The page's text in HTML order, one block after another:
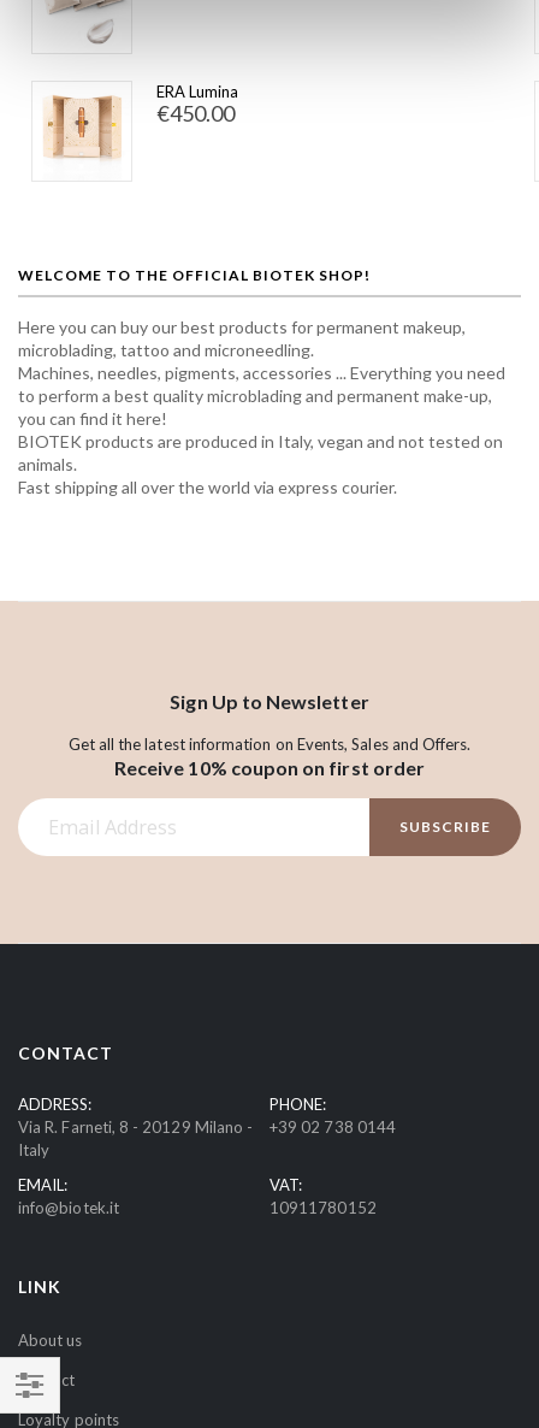
SHOP
ERA Lumina
€450.00
WELCOME TO THE OFFICIAL BIOTEK SHOP!
Here you can buy our best products for permanent makeup,
microblading, tattoo and microneedling.
Machines, needles, pigments, accessories ... Everything you need
to perform a best quality microblading and permanent make-up,
you can find it here!
BIOTEK products are produced in Italy, vegan and not tested on
animals.
Fast shipping all over the world via express courier.
Sign Up to Newsletter
Get all the latest information on Events, Sales and Offers.
Receive 10% coupon on first order
S
i
u
r
N
e
w
t
t
e
r
SUBSCRIBE
CONTACT
ADDRESS:
Via R. Farneti, 8 - 20129 Milano -
Italy
PHONE:
+39 02 738 0144
EMAIL:
info@biotek.it
VAT:
10911780152
LINK
About us
Contact
Loyalty points